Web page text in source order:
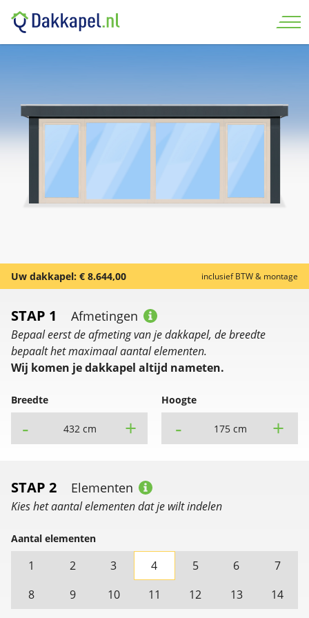
Uw dakkapel: € 8.644,00 inclusief BTW & montage
STAP 1 Afmetingen
Bepaal eerst de afmeting van je dakkapel, de breedte
bepaalt het maximaal aantal elementen.
Wij komen je dakkapel altijd nameten.
Breedte
- 432 cm +
Hoogte
- 175 cm +
STAP 2 Elementen
Kies het aantal elementen dat je wilt indelen
Aantal elementen
1 2 3 4 5 6
7
8
9 10 11 12 13 14